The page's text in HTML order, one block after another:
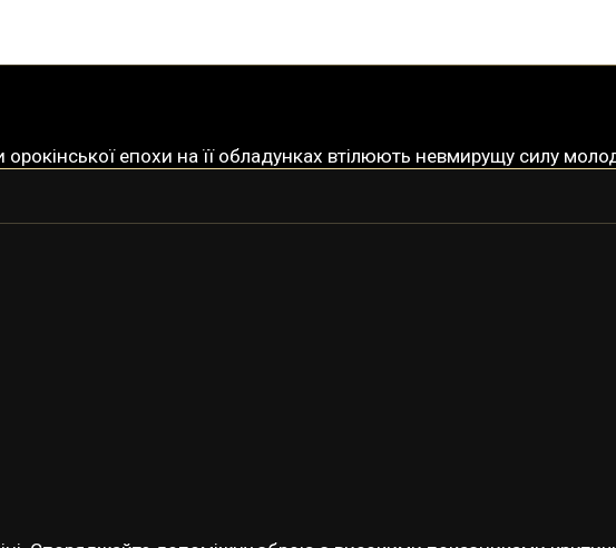
епохи на її обладунках втілюють невмирущу силу